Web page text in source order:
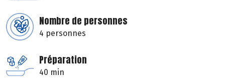
Nombre de personnes
4 personnes
Préparation
40 min